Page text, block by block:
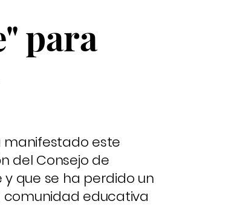
para
manifestado este
del Consejo de
que se ha perdido un
educativa